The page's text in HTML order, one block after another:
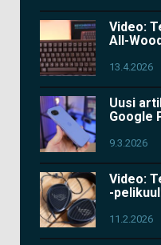
Video:
All-Wood
13.4.2026
Uusi
Google
9.3.2026
Video:
-
11.2.2026